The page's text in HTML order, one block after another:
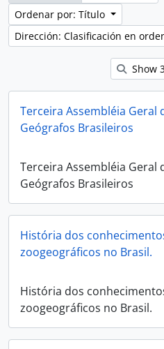
Ordenar por: Título
Dirección: Clasificación en
Show
Terceira Assembléia Geral
Geógrafos Brasileiros
Terceira Assembléia Geral
Geógrafos Brasileiros
História dos
zoogeográficos no Brasil.
História dos
zoogeográficos no Brasil.